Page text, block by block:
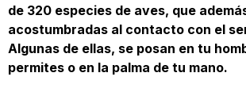
de 320 especies de aves, que
acostumbradas al contacto con el
Algunas de ellas, se posan en tu
permites o en la palma de tu mano.